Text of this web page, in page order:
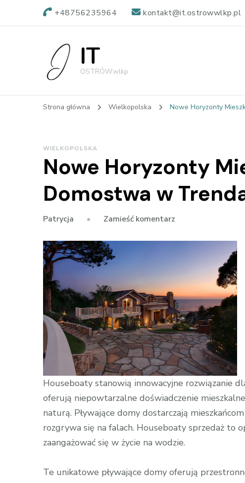
+48756235964 kontakt@it.ostrowwlkp.pl
IT
OSTRÓW.wlkp
Strona główna Wielkopolska Nowe Horyzonty
WIELKOPOLSKA
Nowe Horyzonty
Domostwa w
Patrycja Zamieść komentarz
Mieszkania:
Pływające
Domostwa
w
Trendach
Houseboaty stanowią innowacyjne rozwiązanie
oferują niepowtarzalne doświadczenie
naturą. Pływające domy dostarczają
rozgrywa się na falach. Houseboaty sprzedaż to
zaangażować się w życie na wodzie.
Te unikatowe pływające domy oferują